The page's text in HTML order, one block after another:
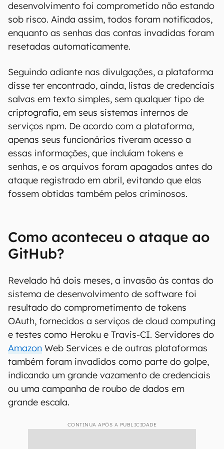
desenvolvimento foi comprometido não estando
sob risco. Ainda assim, todos foram notificados,
enquanto as senhas das contas invadidas foram
resetadas automaticamente.
Seguindo adiante nas divulgações, a plataforma
disse ter encontrado, ainda, listas de credenciais
salvas em texto simples, sem qualquer tipo de
criptografia, em seus sistemas internos de
serviços npm. De acordo com a plataforma,
apenas seus funcionários tiveram acesso a
essas informações, que incluíam tokens e
senhas, e os arquivos foram apagados antes do
ataque registrado em abril, evitando que elas
fossem obtidas também pelos criminosos.
Como aconteceu o ataque ao
GitHub?
Revelado há dois meses, a invasão às contas do
sistema de desenvolvimento de software foi
resultado do comprometimento de tokens
OAuth, fornecidos a serviços de cloud computing
e testes como Heroku e Travis-CI. Servidores do
Amazon Web Services e de outras plataformas
também foram invadidos como parte do golpe,
indicando um grande vazamento de credenciais
ou uma campanha de roubo de dados em
grande escala.
CONTINUA APÓS A PUBLICIDADE